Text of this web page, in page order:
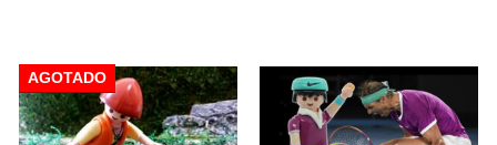
AGOTADO